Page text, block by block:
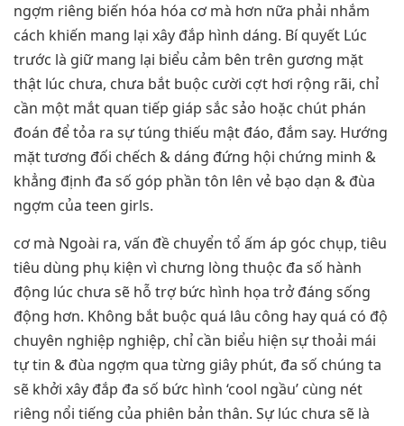
ngợm riêng biến hóa hóa cơ mà hơn nữa phải nhắm
cách khiến mang lại xây đắp hình dáng. Bí quyết Lúc
trước là giữ mang lại biểu cảm bên trên gương mặt
thật lúc chưa, chưa bắt buộc cười cợt hơi rộng rãi, chỉ
cần một mắt quan tiếp giáp sắc sảo hoặc chút phán
đoán để tỏa ra sự túng thiếu mật đáo, đắm say. Hướng
mặt tương đối chếch & dáng đứng hội chứng minh &
khẳng định đa số góp phần tôn lên vẻ bạo dạn & đùa
ngợm của teen girls.
cơ mà Ngoài ra, vấn đề chuyển tổ ấm áp góc chụp, tiêu
tiêu dùng phụ kiện vì chưng lòng thuộc đa số hành
động lúc chưa sẽ hỗ trợ bức hình họa trở đáng sống
động hơn. Không bắt buộc quá lâu công hay quá có độ
chuyên nghiệp nghiệp, chỉ cần biểu hiện sự thoải mái
tự tin & đùa ngợm qua từng giây phút, đa số chúng ta
sẽ khởi xây đắp đa số bức hình ‘cool ngầu’ cùng nét
riêng nổi tiếng của phiên bản thân. Sự lúc chưa sẽ là